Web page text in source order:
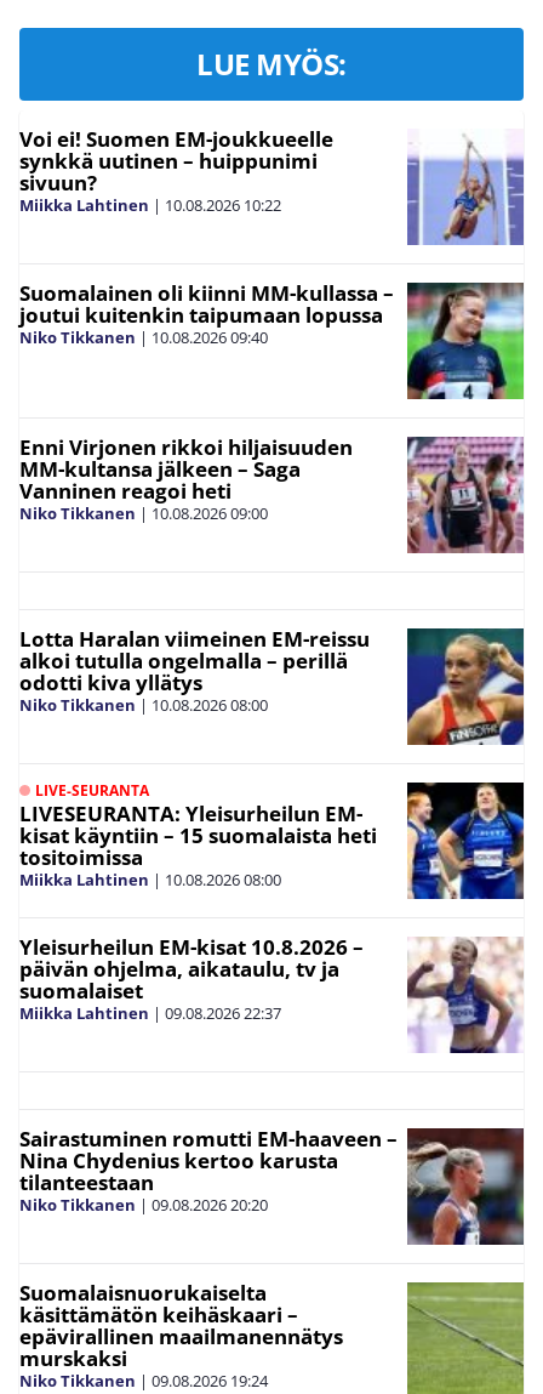
LUE MYÖS:
Voi ei! Suomen EM-joukkueelle
synkkä uutinen – huippunimi
sivuun?
Miikka Lahtinen | 10.08.2026 10:22
Suomalainen oli kiinni MM-kullassa –
joutui kuitenkin taipumaan lopussa
Niko Tikkanen | 10.08.202609:40
Enni Virjonen rikkoi hiljaisuuden
MM-kultansa jälkeen – Saga
Vanninen reagoi heti
Niko Tikkanen | 10.08.202609:00
Lotta Haralan viimeinen EM-reissu
alkoi tutulla ongelmalla – perillä
odotti kiva yllätys
Niko Tikkanen | 10.08.202608:00
LIVE-SEURANTA
LIVESEURANTA: Yleisurheilun EM-
kisat käyntiin – 15 suomalaista heti
tositoimissa
Miikka Lahtinen | 10.08.202608:00
Yleisurheilun EM-kisat 10.8.2026 –
päivän ohjelma, aikataulu, tv ja
suomalaiset
Miikka Lahtinen | 09.08.202622:37
Sairastuminen romutti EM-haaveen –
Nina Chydenius kertoo karusta
tilanteestaan
Niko Tikkanen | 09.08.202620:20
Suomalaisnuorukaiselta
käsittämätön keihäskaari –
epävirallinen maailmanennätys
murskaksi
Niko Tikkanen | 09.08.2026 19:24